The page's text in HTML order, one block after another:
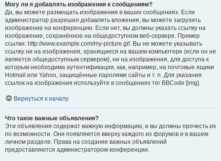
Могу ли я добавлять изображения к сообщениям?
Да, вы можете размещать изображения в ваших сообщениях. Если
администратор разрешил добавлять вложения, вы можете загрузить
изображение на конференцию. Если нет, вы должны указать ссылку на
изображение, сохранённое на общедоступном веб-сервере. Пример
ссылки: http://www.example.com/my-picture.gif. Вы не можете указывать
ссылку ни на изображения, хранящиеся на вашем компьютере (если он не
является общедоступным сервером), ни на изображения, для доступа к
которым необходима аутентификация, как, например, на почтовые ящики
Hotmail или Yahoo, защищённые паролями сайты и т. п. Для указания
ссылок на изображения используйте в сообщениях тег BBCode [img].
Вернуться к началу
Что такое важные объявления?
Эти объявления содержат важную информацию, и вы должны прочесть их
по возможности. Они появляются вверху каждого из форумов и в вашем
личном разделе. Права на создание важных объявлений
предоставляются администратором конференции.